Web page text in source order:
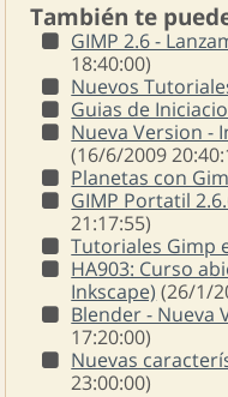
También te
GIMP 2.6 -
18:40:00)
Nuevos
Guias de
Nueva Version -
(16/6/2009
Planetas con
GIMP Portatil
21:17:55)
Tutoriales Gimp
HA903: Curso
Inkscape) (26/1/
Blender - Nueva
17:20:00)
Nuevas
23:00:00)